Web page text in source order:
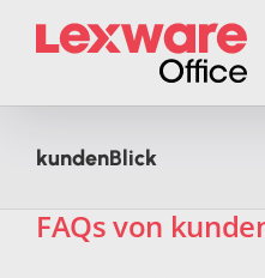
Zum
Inhalt
springen
kundenBlick
FAQs von